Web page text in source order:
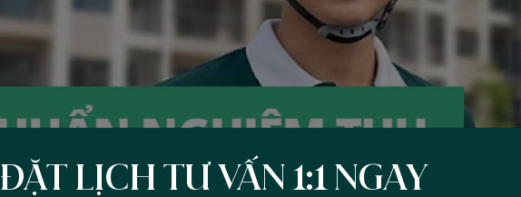
ĐẶT LỊCH TƯ VẤN 1:1 NGAY